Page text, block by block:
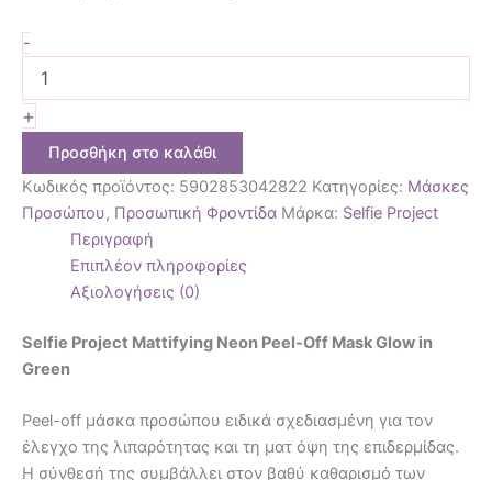
-
+
Προσθήκη στο καλάθι
Κωδικός προϊόντος: 5902853042822 Κατηγορίες: Μάσκες
Προσώπου, Προσωπική Φροντίδα Μάρκα: Selfie Project
Περιγραφή
Επιπλέον πληροφορίες
Αξιολογήσεις (0)
Selfie Project Mattifying Neon Peel-Off Mask Glow in
Green
Peel-off μάσκα προσώπου ειδικά σχεδιασμένη για τον
έλεγχο της λιπαρότητας και τη ματ όψη της επιδερμίδας.
Η σύνθεσή της συμβάλλει στον βαθύ καθαρισμό των